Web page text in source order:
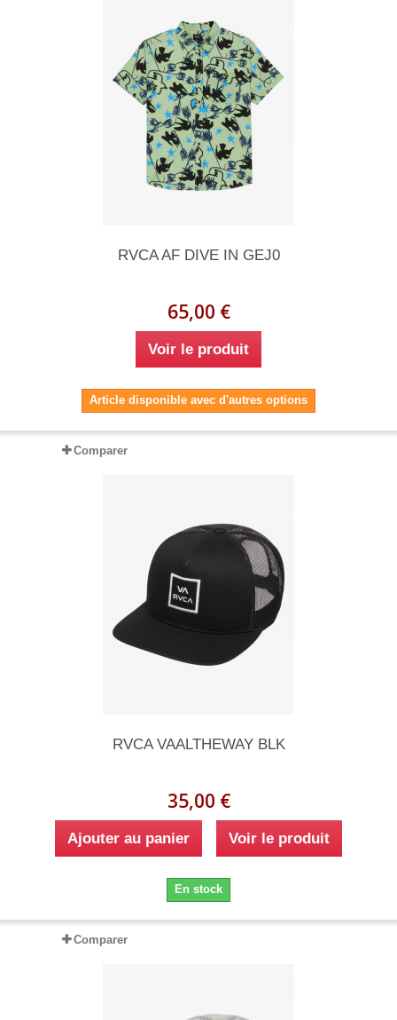
RVCA AF DIVE IN GEJ0
65,00 €
Voir le produit
Article disponible avec d'autres options
Comparer
RVCA VAALTHEWAY BLK
35,00 €
Ajouter au panier Voir le produit
En stock
Comparer